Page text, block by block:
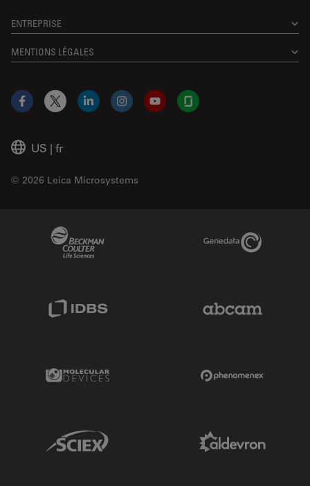
ENTREPRISE
MENTIONS LÉGALES
US | fr
© 2026 Leica Microsystems
Facebook
X LinkedInInstagramYouTubeGlassdoor
Genedata Link
Molecular Devices Link
Sciex Link